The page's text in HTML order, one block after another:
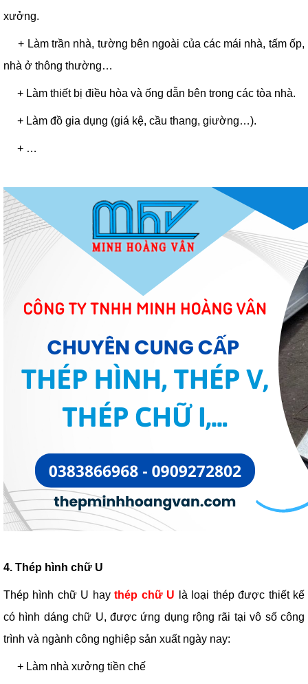
xưởng.
+ Làm trần nhà, tường bên ngoài của các mái nhà, tấm ốp,
nhà ở thông thường…
+ Làm thiết bị điều hòa và ống dẫn bên trong các tòa nhà.
+ Làm đồ gia dụng (giá kệ, cầu thang, giường…).
+ …
4. Thép hình chữ U
Thép hình chữ U haythép chữ U là loại thép được thiết kế
có hình dáng chữ U, được ứng dụng rộng rãi tại vô số công
trình và ngành công nghiệp sản xuất ngày nay:
+ Làm nhà xưởng tiền chế